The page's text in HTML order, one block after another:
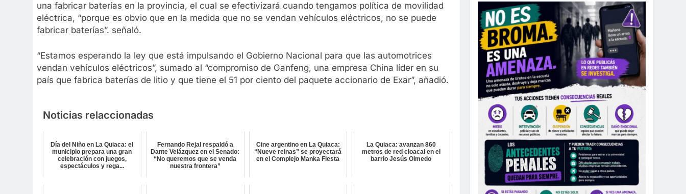
una fabricar baterías en la provincia, el cual se efectivizará cuando tengamos política de movilidad
eléctrica, “porque es obvio que en la medida que no se vendan vehículos eléctricos, no se puede
fabricar baterías”. señaló.
“Estamos esperando la ley que está impulsando el Gobierno Nacional para que las automotrices
vendan vehículos eléctricos”, sumado al “compromiso de Ganfeng, una empresa China líder en su
país que fabrica baterías de litio y que tiene el 51 por ciento del paquete accionario de Exar”, añadió.
Noticias relaccionadas
Día del Niño en La Quiaca: el
municipio prepara una gran
celebración con juegos,
espectáculos y rega...
Fernando Rejal respaldó a
Dante Velázquez en el Senado:
“No queremos que se venda
nuestra frontera”
Cine argentino en La Quiaca:
“Nueve reinas” se proyectará
en el Complejo Manka Fiesta
La Quiaca: avanzan 860
metros de red cloacal en el
barrio Jesús Olmedo